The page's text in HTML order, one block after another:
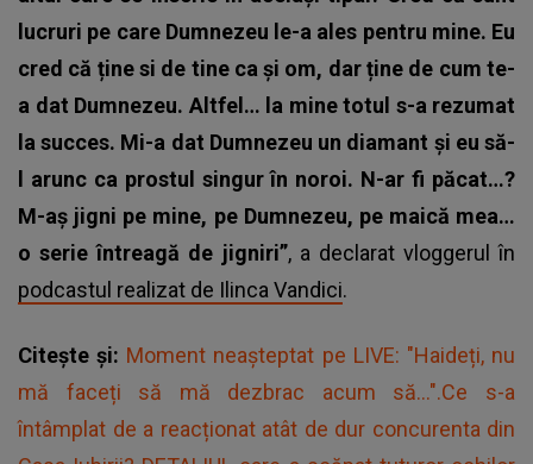
lucruri pe care Dumnezeu le-a ales pentru mine. Eu
cred că ține si de tine ca și om, dar ține de cum te-
a dat Dumnezeu. Altfel… la mine totul s-a rezumat
la succes. Mi-a dat Dumnezeu un diamant și eu să-
l arunc ca prostul singur în noroi. N-ar fi păcat…?
M-aș jigni pe mine, pe Dumnezeu, pe maică mea…
o serie întreagă de jigniri”, a declarat vloggerul în
podcastul realizat de Ilinca Vandici.
Citește și: Moment neașteptat pe LIVE: "Haideți, nu
mă faceți să mă dezbrac acum să...".Ce s-a
întâmplat de a reacționat atât de dur concurenta din